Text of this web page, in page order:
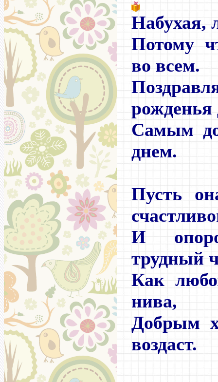
Набухая,
Потому
во всем.
Самым
днем.
Пусть
И
трудный
Как
нива,
Добрым
воздаст.